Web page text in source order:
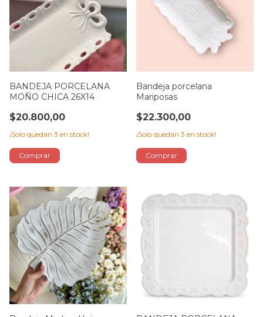
BANDEJA PORCELANA
MOÑO CHICA 26X14
$20.800,00
¡Solo quedan 3 en stock!
Bandeja porcelana
Mariposas
$22.300,00
¡Solo quedan 3 en stock!